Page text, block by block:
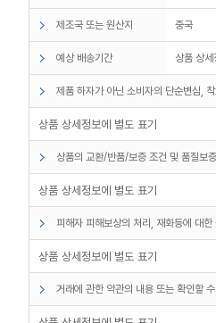
제조국 또는 원산지 중국
예상 배송기간 상품 상
제품 하자가 아닌 소비자의 단순변심,
상품 상세정보에 별도 표기
상품의 교환/반품/보증 조건 및 품질보
상품 상세정보에 별도 표기
피해자 피해보상의 처리, 재화등에 대
상품 상세정보에 별도 표기
거래에 관한 약관의 내용 또는 확인할